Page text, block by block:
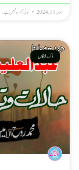
جون 11, 2024 کوئی تبصرہ نہیں ہے۔
ذکر رفتگاں